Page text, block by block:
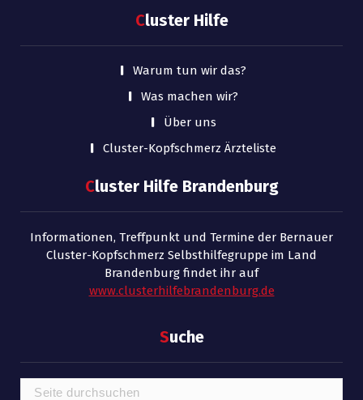
Cluster Hilfe
Warum tun wir das?
Was machen wir?
Über uns
Cluster-Kopfschmerz Ärzteliste
Cluster Hilfe Brandenburg
Informationen, Treffpunkt und Termine der Bernauer
Cluster-Kopfschmerz Selbsthilfegruppe im Land
Brandenburg findet ihr auf
www.clusterhilfebrandenburg.de
Suche